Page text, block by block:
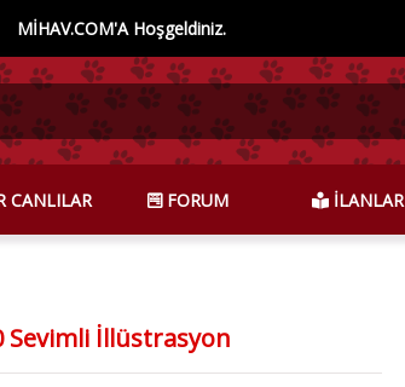
MİHAV.COM'A Hoşgeldiniz.
CANLILAR FORUM İLANLAR
Sevimli İllüstrasyon